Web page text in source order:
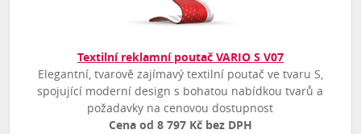
Textilní reklamní poutač VARIO S V07
Elegantní, tvarově zajímavý textilní poutač ve tvaru S,
spojující moderní design s bohatou nabídkou tvarů a
požadavky na cenovou dostupnost
Cena od 8 797 Kč bez DPH